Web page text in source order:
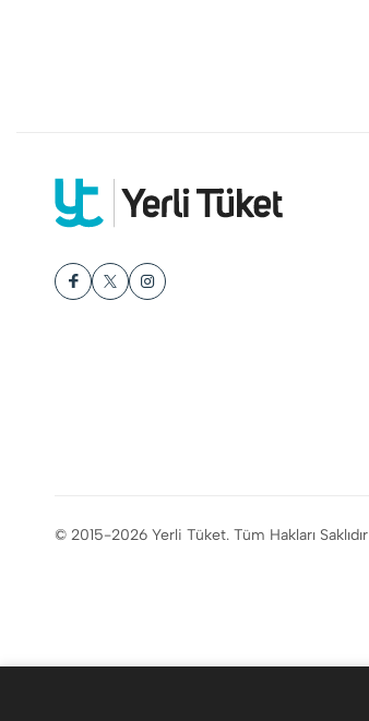
© 2015-2026 Yerli Tüket. Tüm Hakları Saklıdır